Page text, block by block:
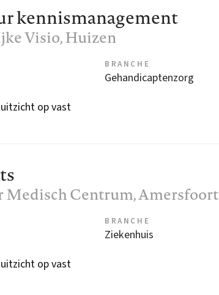
kennismanagement
Visio, Huizen
BRANCHE
Gehandicaptenzorg
op vast
Medisch Centrum, Amersfoort
BRANCHE
Ziekenhuis
op vast